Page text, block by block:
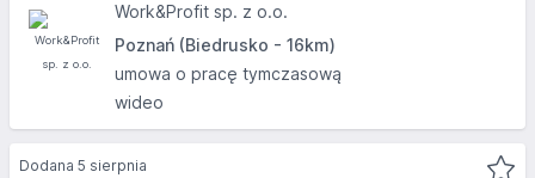
Work&Profit sp. z o.o.
Poznań (Biedrusko - 16km)
umowa o pracę tymczasową
wideo
Dodana 5 sierpnia